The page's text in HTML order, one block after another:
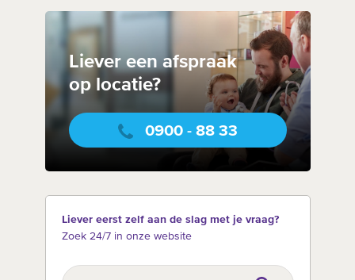
Liever een afspraak
op locatie?
0900 - 88 33
Liever eerst zelf aan de slag met je vraag?
Zoek 24/7 in onze website